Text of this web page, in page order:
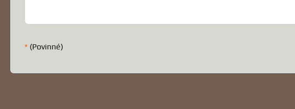
* (Povinné)